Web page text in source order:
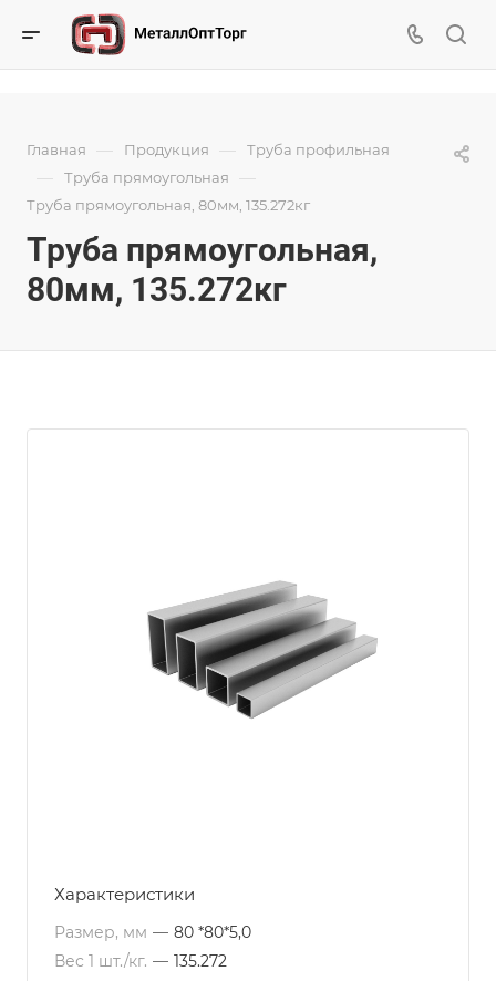
Главная — Продукция — Труба профильная
— Труба прямоугольная —
Труба прямоугольная, 80мм, 135.272кг
Труба прямоугольная,
80мм, 135.272кг
Характеристики
Размер, мм — 80 *80*5,0
Вес 1 шт./кг. — 135.272